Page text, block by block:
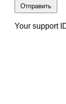
Отправить
Your support